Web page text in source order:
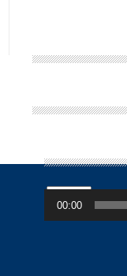
00:00